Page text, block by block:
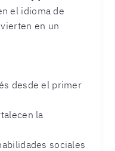
el idioma de
en un
desde el primer
la
sociales